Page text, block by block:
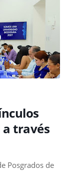
través
Posgrados de